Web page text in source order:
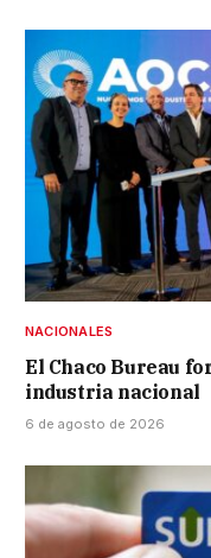
NACIONALES
El Chaco Bureau
industria nacional
6 de agosto de 2026